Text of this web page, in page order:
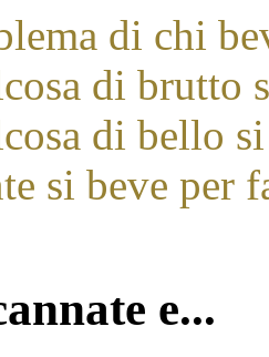
di chi
di brutto
di bello
si beve per
e...